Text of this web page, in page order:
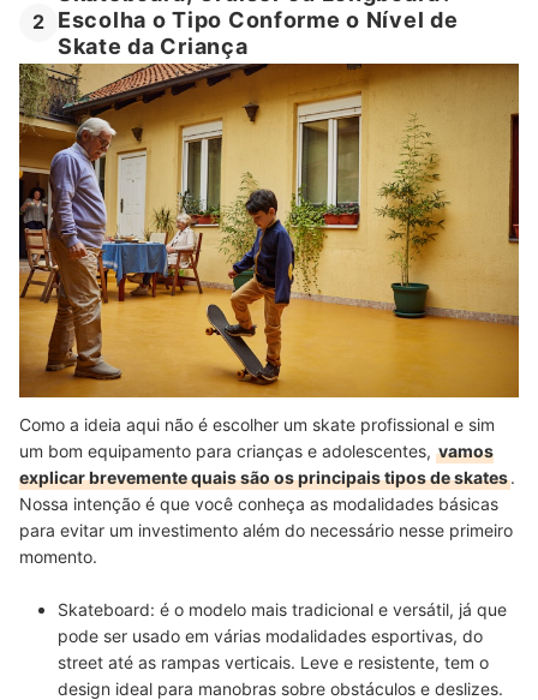
2 Escolha o Tipo Conforme o Nível de
Skate da Criança
Como a ideia aqui não é escolher um skate profissional e sim
um bom equipamento para crianças e adolescentes, vamos
explicar brevemente quais são os principais tipos de skates.
Nossa intenção é que você conheça as modalidades básicas
para evitar um investimento além do necessário nesse primeiro
momento.
Skateboard: é o modelo mais tradicional e versátil, já que
pode ser usado em várias modalidades esportivas, do
street até as rampas verticais. Leve e resistente, tem o
design ideal para manobras sobre obstáculos e deslizes.